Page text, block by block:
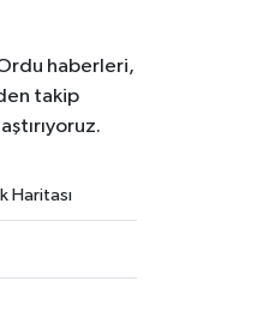
haberleri,
takip
Haritası